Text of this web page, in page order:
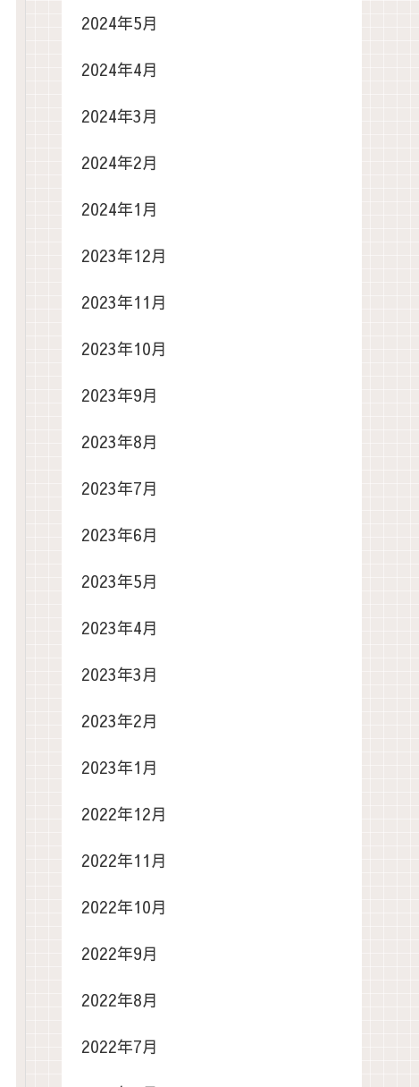
2024年5月
2024年4月
2024年3月
2024年2月
2024年1月
2023年12月
2023年11月
2023年10月
2023年9月
2023年8月
2023年7月
2023年6月
2023年5月
2023年4月
2023年3月
2023年2月
2023年1月
2022年12月
2022年11月
2022年10月
2022年9月
2022年8月
2022年7月